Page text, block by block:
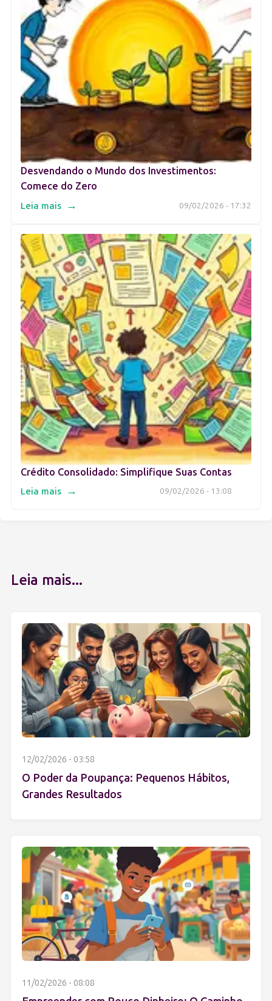
Desvendando o Mundo dos Investimentos:
Comece do Zero
09/02/2026 - 17:32
Leia mais →
Crédito Consolidado: Simplifique Suas Contas
09/02/2026 - 13:08
Leia mais →
Leia mais...
12/02/2026 - 03:58
O Poder da Poupança: Pequenos Hábitos,
Grandes Resultados
11/02/2026 - 08:08